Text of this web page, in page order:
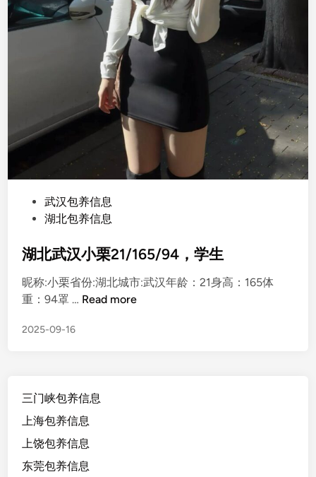
t
d
i
武汉包养信息
湖北包养信息
湖北武汉小栗21/165/94，学生
昵称:小栗省份:湖北城市:武汉年龄：21身高：165体
重：94罩 … 湖
2
1
1
6
Read more
2025-09-16
三门峡包养信息
上海包养信息
上饶包养信息
东莞包养信息